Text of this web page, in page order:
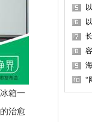
箱一
治愈
“
乐